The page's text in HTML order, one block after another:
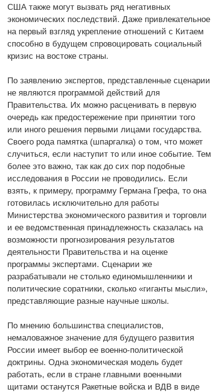
США также могут вызвать ряд негативных
экономических последствий. Даже привлекательное
на первый взгляд укрепление отношений с Китаем
способно в будущем спровоцировать социальный
кризис на востоке страны.
По заявлению экспертов, представленные сценарии
не являются программой действий для
Правительства. Их можно расценивать в первую
очередь как предостережение при принятии того
или иного решения первыми лицами государства.
Своего рода памятка (шпаргалка) о том, что может
случиться, если наступит то или иное событие. Тем
более это важно, так как до сих пор подобные
исследования в России не проводились. Если
взять, к примеру, программу Германа Грефа, то она
готовилась исключительно для работы
Министерства экономического развития и торговли
и ее ведомственная принадлежность сказалась на
возможности прогнозирования результатов
деятельности Правительства и на оценке
программы экспертами. Сценарии же
разрабатывали не столько единомышленники и
политические соратники, сколько «гиганты мысли»,
представляющие разные научные школы.
По мнению большинства специалистов,
немаловажное значение для будущего развития
России имеет выбор ее военно-политической
доктрины. Одна экономическая модель будет
работать, если в стране главными военными
щитами останутся Ракетные войска и ВДВ в виде